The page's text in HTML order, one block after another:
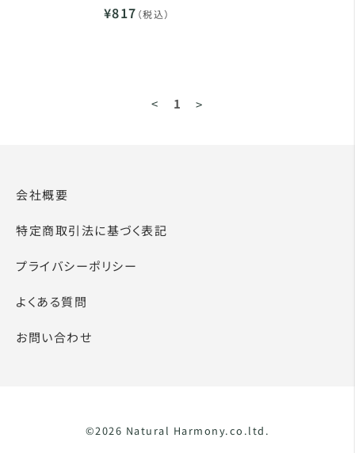
¥817 （税込）
< 1 >
会社概要
特定商取引法に基づく表記
プライバシーポリシー
よくある質問
お問い合わせ
©2026 Natural Harmony.co.ltd.